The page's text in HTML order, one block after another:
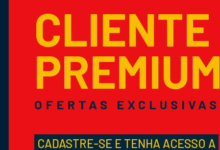
CLIENTE
PREMIUM
OFERTAS EXCLUSIVAS
CADASTRE-SE E TENHA ACESSO A